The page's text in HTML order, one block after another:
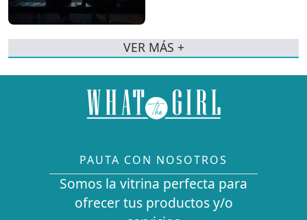
VER MÁS +
PAUTA CON NOSOTROS
Somos la vitrina perfecta para
ofrecer tus productos y/o